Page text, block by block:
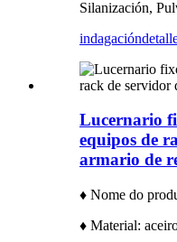
Silanización,
indagación
Lucernario
equipos de
armario de
♦ Nome do
♦ Material: